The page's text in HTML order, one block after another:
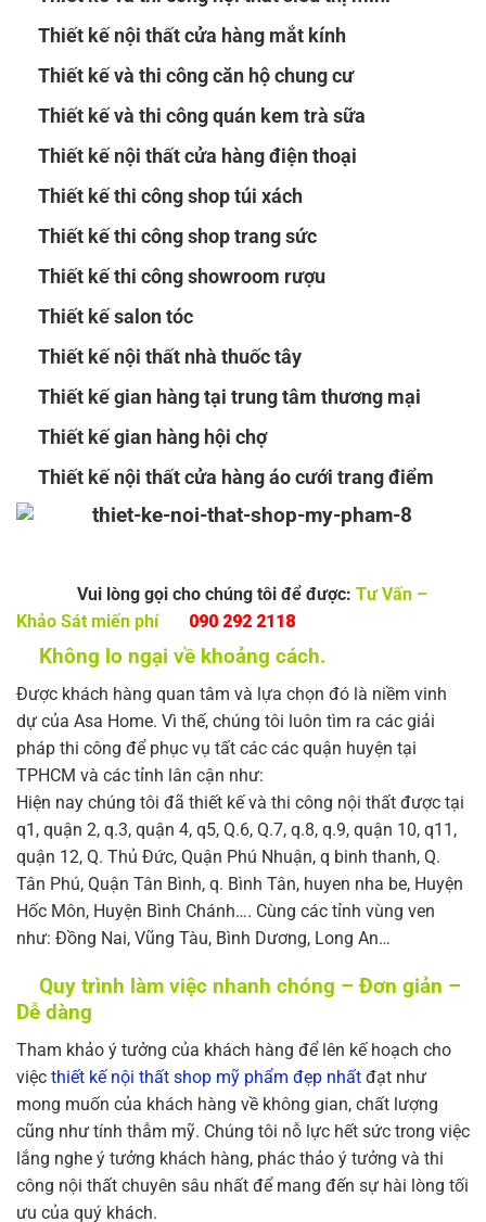
Thiết kế nội thất cửa hàng mắt kính
Thiết kế và thi công căn hộ chung cư
Thiết kế và thi công quán kem trà sữa
Thiết kế nội thất cửa hàng điện thoại
Thiết kế thi công shop túi xách
Thiết kế thi công shop trang sức
Thiết kế thi công showroom rượu
Thiết kế salon tóc
Thiết kế nội thất nhà thuốc tây
Thiết kế gian hàng tại trung tâm thương mại
Thiết kế gian hàng hội chợ
Thiết kế nội thất cửa hàng áo cưới trang điểm
Vui lòng gọi cho chúng tôi để được: Tư Vấn –
Khảo Sát miến phí
090 292 2118
Không lo ngại về khoảng cách.
Được khách hàng quan tâm và lựa chọn đó là niềm vinh
dự của Asa Home. Vì thế, chúng tôi luôn tìm ra các giải
pháp thi công để phục vụ tất các các quận huyện tại
TPHCM và các tỉnh lân cận như:
Hiện nay chúng tôi đã thiết kế và thi công nội thất được tại
q1, quận 2, q.3, quận 4, q5, Q.6, Q.7, q.8, q.9, quận 10, q11,
quận 12, Q. Thủ Đức, Quận Phú Nhuận, q binh thanh, Q.
Tân Phú, Quận Tân Bình, q. Bình Tân, huyen nha be, Huyện
Hốc Môn, Huyện Bình Chánh…. Cùng các tỉnh vùng ven
như: Đồng Nai, Vũng Tàu, Bình Dương, Long An…
Quy trình làm việc nhanh chóng – Đơn giản –
Dễ dàng
Tham khảo ý tưởng của khách hàng để lên kế hoạch cho
việc thiết kế nội thất shop mỹ phẩm đẹp nhất đạt như
mong muốn của khách hàng về không gian, chất lượng
cũng như tính thẫm mỹ. Chúng tôi nỗ lực hết sức trong việc
lắng nghe ý tưởng khách hàng, phác thảo ý tưởng và thi
công nội thất chuyên sâu nhất để mang đến sự hài lòng tối
ưu của quý khách.